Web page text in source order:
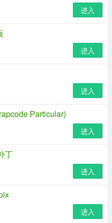
据线连接手机和电脑，将图
然后选择表情包中的设置，
情包选项，然后选择添加
进入
进入
进入
Particular)
进入
丁
进入
进入